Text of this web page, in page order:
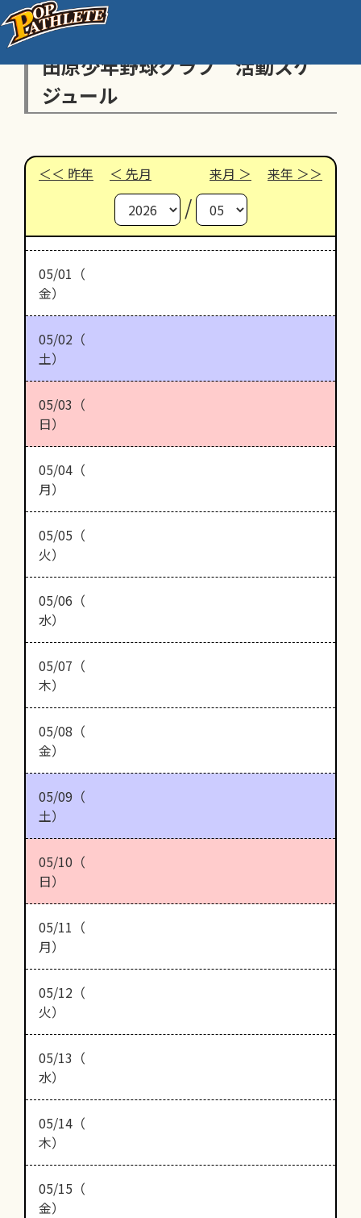
田原少年野球クラブ 活動スケ
ジュール
昨年 先月 来月 来年
/
05/01（
金）
05/02（
土）
05/03（
日）
05/04（
月）
05/05（
火）
05/06（
水）
05/07（
木）
05/08（
金）
05/09（
土）
05/10（
日）
05/11（
月）
05/12（
火）
05/13（
水）
05/14（
木）
05/15（
金）